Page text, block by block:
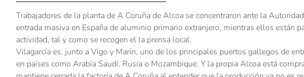
Trabajadores de la planta de A Coruña de Alcoa se concentraron ante la
entrada masiva en España de aluminio primario extranjero, mientras ellos están
actividad, tal y como se recogen el la prensa local.
Vilagarcía es, junto a Vigo y Marín, uno de los principales puertos gallegos de
en países como Arabia Saudí, Rusia o Mozambique. Y la propia Alcoa está